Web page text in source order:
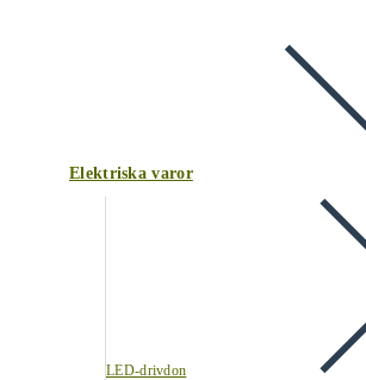
Elektriska varor
LED-drivdon